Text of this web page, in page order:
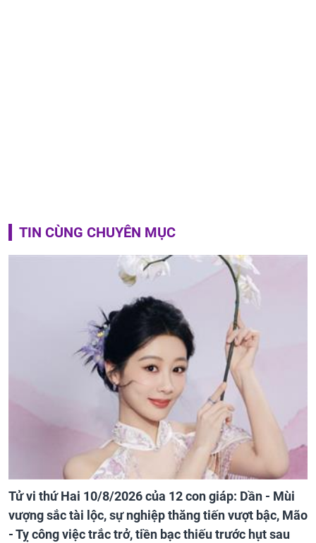
TIN CÙNG CHUYÊN MỤC
Tử vi thứ Hai 10/8/2026 của 12 con giáp: Dần - Mùi
vượng sắc tài lộc, sự nghiệp thăng tiến vượt bậc, Mão
- Tỵ công việc trắc trở, tiền bạc thiếu trước hụt sau